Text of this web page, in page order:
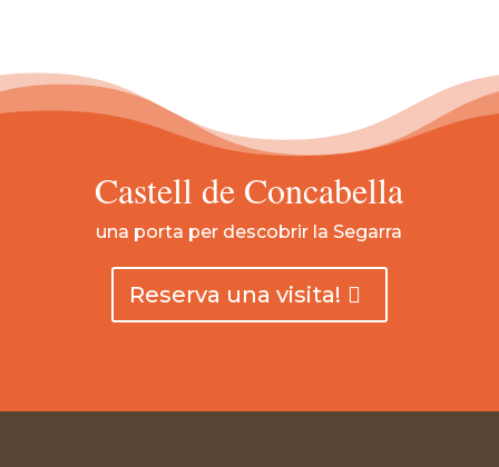
Castell de Concabella
una porta per descobrir la Segarra
Reserva una visita!